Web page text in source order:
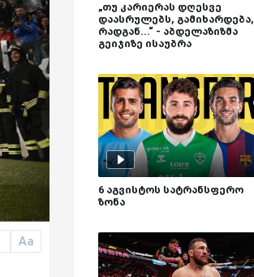
Aa
„თუ კარიერას დღესვე
დაასრულებს, გამიხარდება,
რადგან...“ - აბდელაზიზმა
გეიჯიზე ისაუბრა
6 აგვისტოს სატრანსფერო
ზონა